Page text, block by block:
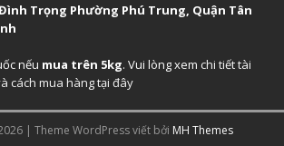
Trọng Phường Phú Trung, Quận Tân
nếu mua trên 5kg. Vui lòng xem chi tiết tài
cách mua hàng tại đây
| Theme WordPress viết bởi MH Themes